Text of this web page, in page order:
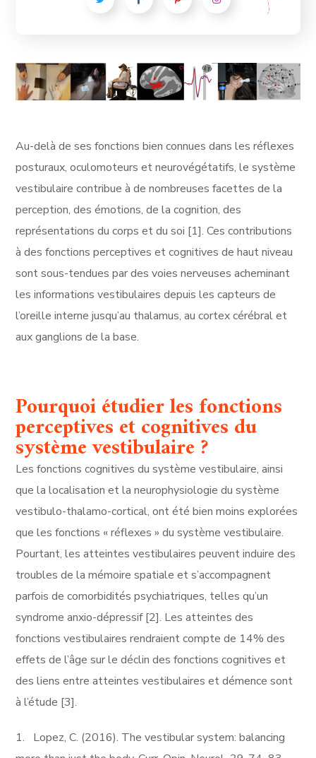
Au-delà de ses fonctions bien connues dans les réflexes
posturaux, oculomoteurs et neurovégétatifs, le système
vestibulaire contribue à de nombreuses facettes de la
perception, des émotions, de la cognition, des
représentations du corps et du soi [1]. Ces contributions
à des fonctions perceptives et cognitives de haut niveau
sont sous-tendues par des voies nerveuses acheminant
les informations vestibulaires depuis les capteurs de
l’oreille interne jusqu’au thalamus, au cortex cérébral et
aux ganglions de la base.
Pourquoi étudier les fonctions
perceptives et cognitives du
système vestibulaire ?
Les fonctions cognitives du système vestibulaire, ainsi
que la localisation et la neurophysiologie du système
vestibulo-thalamo-cortical, ont été bien moins explorées
que les fonctions « réflexes » du système vestibulaire.
Pourtant, les atteintes vestibulaires peuvent induire des
troubles de la mémoire spatiale et s’accompagnent
parfois de comorbidités psychiatriques, telles qu’un
syndrome anxio-dépressif[2]. Les atteintes des
fonctions vestibulaires rendraient compte de 14% des
effets de l’âge sur le déclin des fonctions cognitives et
des liens entre atteintes vestibulaires et démence sont
à l’étude [3].
1. Lopez, C. (2016). The vestibular system: balancing